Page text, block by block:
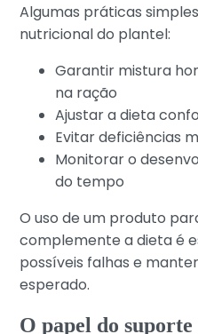
Algumas práticas
nutricional do plantel:
Garantir mistura
na ração
Ajustar a dieta
Evitar deficiências
Monitorar o
do tempo
O uso de um produto
complemente a dieta é
possíveis falhas e
esperado.
O papel do